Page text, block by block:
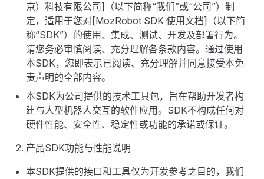
京）科技有限公司]（以下简称“我们”或“公司”）制
定，适用于您对[MozRobot SDK 使用文档]（以下简
称“SDK”）的使用、集成、测试、开发及部署行为。
请您务必审慎阅读、充分理解各条款内容。通过使用
本SDK，您即表示已阅读、充分理解并同意接受本免
责声明的全部内容。
本SDK为公司提供的技术工具包，旨在帮助开发者构
建与人型机器人交互的软件应用。SDK不构成任何对
硬件性能、安全性、稳定性或功能的承诺或保证。
产品SDK功能与性能说明
本SDK提供的接口和工具仅为开发参考之目的，我们